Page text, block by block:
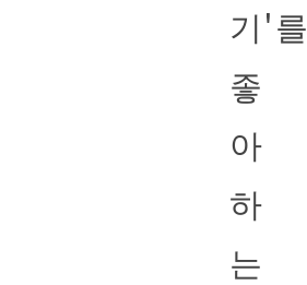
기'를
좋
아
하
는